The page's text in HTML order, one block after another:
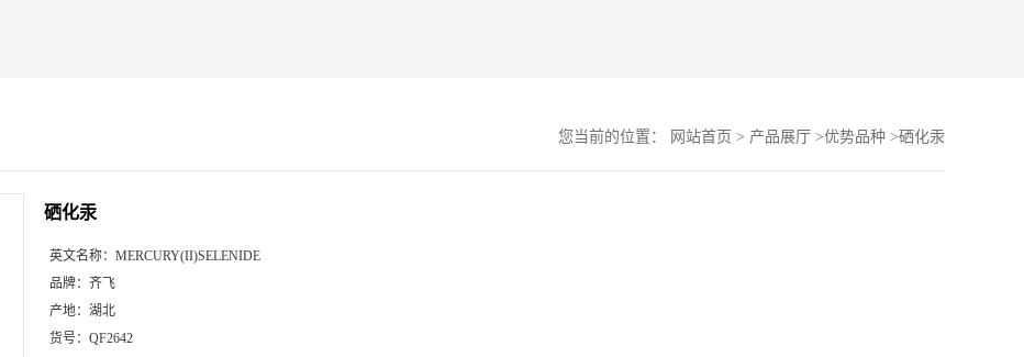
您当前的位置： 网站首页 > 产品展厅 >优势品种 >硒化汞
硒化汞
英文名称： MERCURY(II)SELENIDE
品牌： 齐飞
产地： 湖北
货号： QF2642